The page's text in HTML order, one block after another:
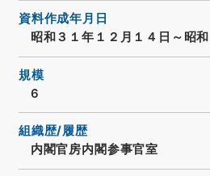
資料作成年月日
昭和３１年１２月１４日～昭
規模
6
組織歴/履歴
内閣官房内閣参事官室